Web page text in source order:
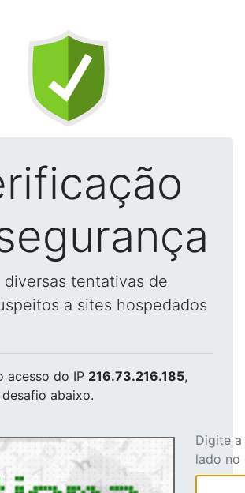
diversas tentativas de
a sites hospedados
acesso do IP 216.73.216.185,
abaixo.
Digite
lado no